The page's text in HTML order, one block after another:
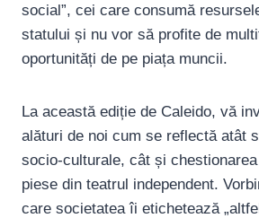
social”, cei care consumă
statului și nu vor să profite de
oportunități de pe piața muncii.
La această ediție de Caleido, vă
alături de noi cum se reflectă atât
socio-culturale, cât și
piese din teatrul independent.
care societatea îi etichetează